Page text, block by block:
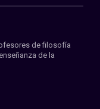
de filosofía
de la